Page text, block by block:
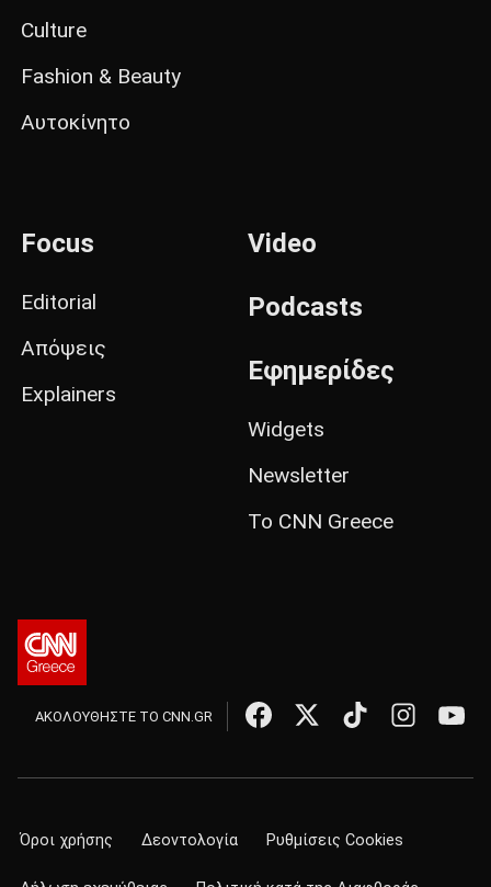
Culture
Fashion & Beauty
Αυτοκίνητο
Focus
Editorial
Απόψεις
Explainers
Video
Podcasts
Εφημερίδες
Widgets
Newsletter
Το CNN Greece
ΑΚΟΛΟΥΘΗΣΤΕ ΤΟ CNN.GR
Όροι χρήσης Δεοντολογία Ρυθμίσεις Cookies